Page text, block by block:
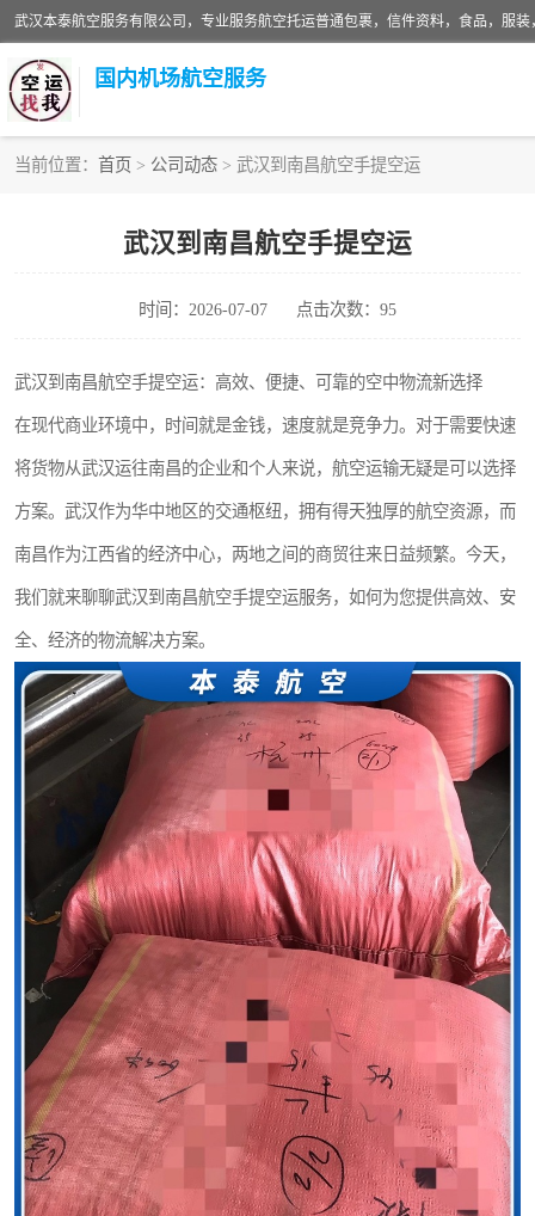
国内机场航空服务
当前位置： 首页 > 公司动态 > 武汉到南昌航空手提空运
武汉到南昌航空手提空运
时间：2026-07-07 点击次数：95
武汉到南昌航空手提空运：高效、便捷、可靠的空中物流新选择
在现代商业环境中，时间就是金钱，速度就是竞争力。对于需要快速
将货物从武汉运往南昌的企业和个人来说，航空运输无疑是可以选择
方案。武汉作为华中地区的交通枢纽，拥有得天独厚的航空资源，而
南昌作为江西省的经济中心，两地之间的商贸往来日益频繁。今天，
我们就来聊聊武汉到南昌航空手提空运服务，如何为您提供高效、安
全、经济的物流解决方案。